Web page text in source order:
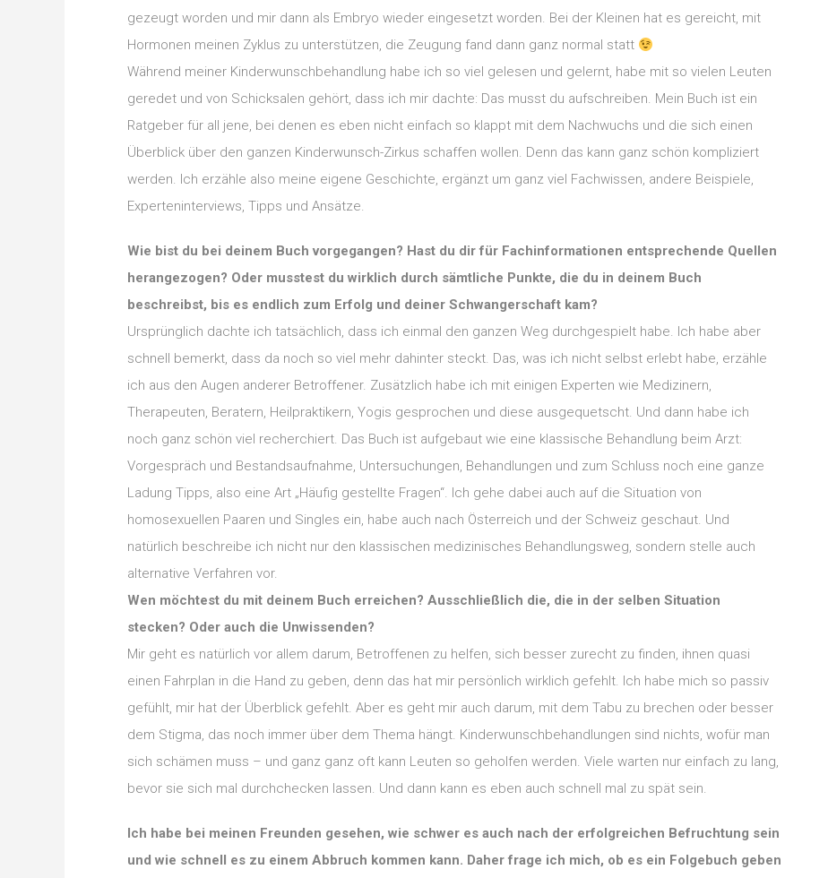
gezeugt worden und mir dann als Embryo wieder eingesetzt worden. Bei der Kleinen hat es gereicht, mit
Hormonen meinen Zyklus zu unterstützen, die Zeugung fand dann ganz normal statt
Während meiner Kinderwunschbehandlung habe ich so viel gelesen und gelernt, habe mit so vielen Leuten
geredet und von Schicksalen gehört, dass ich mir dachte: Das musst du aufschreiben. Mein Buch ist ein
Ratgeber für all jene, bei denen es eben nicht einfach so klappt mit dem Nachwuchs und die sich einen
Überblick über den ganzen Kinderwunsch-Zirkus schaffen wollen. Denn das kann ganz schön kompliziert
werden. Ich erzähle also meine eigene Geschichte, ergänzt um ganz viel Fachwissen, andere Beispiele,
Experteninterviews, Tipps und Ansätze.
Wie bist du bei deinem Buch vorgegangen? Hast du dir für Fachinformationen entsprechende Quellen
herangezogen? Oder musstest du wirklich durch sämtliche Punkte, die du in deinem Buch
beschreibst, bis es endlich zum Erfolg und deiner Schwangerschaft kam?
Ursprünglich dachte ich tatsächlich, dass ich einmal den ganzen Weg durchgespielt habe. Ich habe aber
schnell bemerkt, dass da noch so viel mehr dahinter steckt. Das, was ich nicht selbst erlebt habe, erzähle
ich aus den Augen anderer Betroffener. Zusätzlich habe ich mit einigen Experten wie Medizinern,
Therapeuten, Beratern, Heilpraktikern, Yogis gesprochen und diese ausgequetscht. Und dann habe ich
noch ganz schön viel recherchiert. Das Buch ist aufgebaut wie eine klassische Behandlung beim Arzt:
Vorgespräch und Bestandsaufnahme, Untersuchungen, Behandlungen und zum Schluss noch eine ganze
Ladung Tipps, also eine Art „Häufig gestellte Fragen“. Ich gehe dabei auch auf die Situation von
homosexuellen Paaren und Singles ein, habe auch nach Österreich und der Schweiz geschaut. Und
natürlich beschreibe ich nicht nur den klassischen medizinisches Behandlungsweg, sondern stelle auch
alternative Verfahren vor.
Wen möchtest du mit deinem Buch erreichen? Ausschließlich die, die in der selben Situation
stecken? Oder auch die Unwissenden?
Mir geht es natürlich vor allem darum, Betroffenen zu helfen, sich besser zurecht zu finden, ihnen quasi
einen Fahrplan in die Hand zu geben, denn das hat mir persönlich wirklich gefehlt. Ich habe mich so passiv
gefühlt, mir hat der Überblick gefehlt. Aber es geht mir auch darum, mit dem Tabu zu brechen oder besser
dem Stigma, das noch immer über dem Thema hängt. Kinderwunschbehandlungen sind nichts, wofür man
sich schämen muss – und ganz ganz oft kann Leuten so geholfen werden. Viele warten nur einfach zu lang,
bevor sie sich mal durchchecken lassen. Und dann kann es eben auch schnell mal zu spät sein.
Ich habe bei meinen Freunden gesehen, wie schwer es auch nach der erfolgreichen Befruchtung sein
und wie schnell es zu einem Abbruch kommen kann. Daher frage ich mich, ob es ein Folgebuch geben